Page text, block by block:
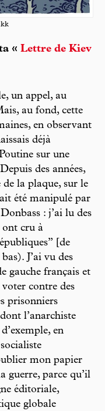
« Lettre de Kiev
un appel, au
au fond, cette
en observant
déjà
sur une
des années,
la plaque, sur le
été manipulé par
: j’ai lu des
ont cru à
[de
J’ai vu des
gauche français et
contre des
prisonniers
l’anarchiste
en
mon papier
guerre, parce qu’il
éditoriale,
globale